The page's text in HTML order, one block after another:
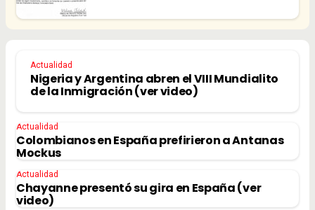
Actualidad
Nigeria y Argentina abren el VIII Mundialito
de la Inmigración (ver video)
Actualidad
Colombianos en España prefirieron a Antanas
Mockus
Actualidad
Chayanne presentó su gira en España (ver
video)